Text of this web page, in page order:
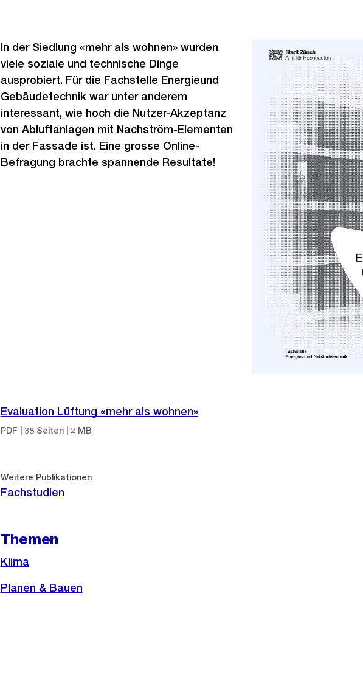
In der Siedlung «mehr als wohnen» wurden
viele soziale und technische Dinge
ausprobiert. Für die Fachstelle Energieund
Gebäudetechnik war unter anderem
interessant, wie hoch die Nutzer-Akzeptanz
von Abluftanlagen mit Nachström-Elementen
in der Fassade ist. Eine grosse Online-
Befragung brachte spannende Resultate!
Evaluation Lüftung «mehr als wohnen»
PDF | 38 Seiten | 2 MB
Weitere Publikationen
Fachstudien
Themen
Klima
Planen & Bauen